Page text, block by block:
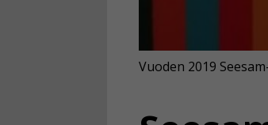
Vuoden 2019